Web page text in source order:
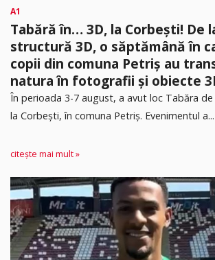
A1
Tabără în… 3D, la Corbești! De
structură 3D, o săptămână în
copii din comuna Petriș au
natura în fotografii și obiecte
În perioada 3-7 august, a avut loc Tabăra de
la Corbești, în comuna Petriș. Evenimentul a...
citește mai mult »